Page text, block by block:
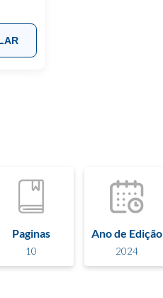
Paginas
10
Ano de Edição
2024